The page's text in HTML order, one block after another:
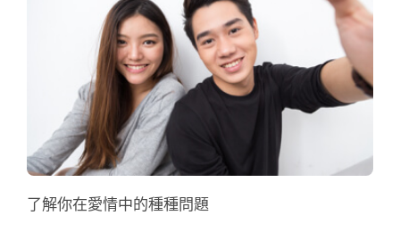
了解你在愛情中的種種問題